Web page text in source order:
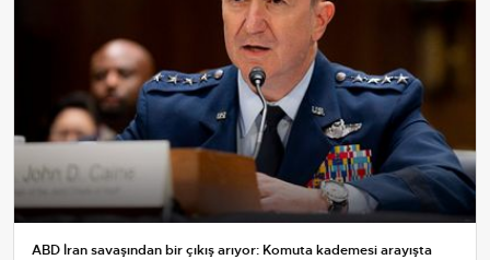
ABD İran savaşından bir çıkış arıyor: Komuta kademesi arayışta